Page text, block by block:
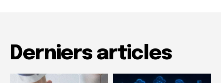
Derniers articles